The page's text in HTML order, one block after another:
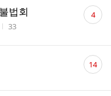
법회
조회수
33
댓
글 4
댓
글14